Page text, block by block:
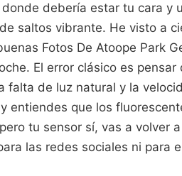
debería estar tu cara y
saltos vibrante. He visto a
Fotos De Atoope Park
El error clásico es pensar
falta de luz natural y la
entiendes que los
tu sensor sí, vas a volver
las redes sociales ni para